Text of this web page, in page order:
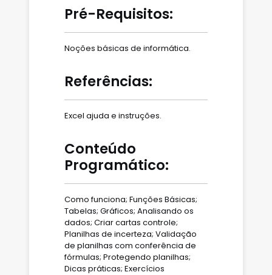
Pré-Requisitos:
Noções básicas de informática.
Referências:
Excel ajuda e instruções.
Conteúdo
Programático:
Como funciona; Funções Básicas;
Tabelas; Gráficos; Analisando os
dados; Criar cartas controle;
Planilhas de incerteza; Validação
de planilhas com conferência de
fórmulas; Protegendo planilhas;
Dicas práticas; Exercícios